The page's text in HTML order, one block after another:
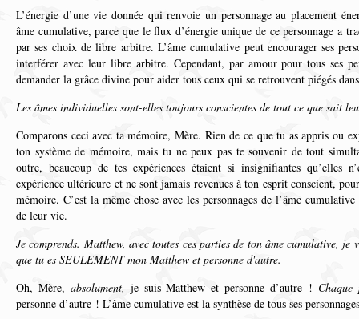
L’énergie d’une vie donnée qui renvoie un personnage au placement
âme cumulative, parce que le flux d’énergie unique de ce personnage a
par ses choix de libre arbitre. L’âme cumulative peut encourager ses
interférer avec leur libre arbitre. Cependant, par amour pour tous ses
demander la grâce divine pour aider tous ceux qui se retrouvent piégés
Les âmes individuelles sont-elles toujours conscientes de tout ce que sait
Comparons ceci avec ta mémoire, Mère. Rien de ce que tu as appris ou
ton système de mémoire, mais tu ne peux pas te souvenir de tout
outre, beaucoup de tes expériences étaient si insignifiantes qu’elles
expérience ultérieure et ne sont jamais revenues à ton esprit conscient,
mémoire. C’est la même chose avec les personnages de l’âme
de leur vie.
Je comprends. Matthew, avec toutes ces parties de ton âme cumulative, je
que tu es SEULEMENT mon Matthew et personne d'autre.
Oh, Mère, absolument, je suis Matthew et personne d’autre ! Chaque
personne d’autre ! L’âme cumulative est la synthèse de tous ses